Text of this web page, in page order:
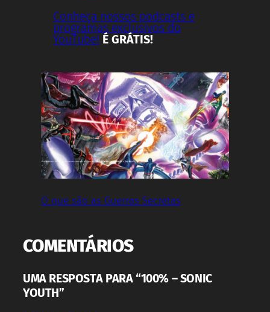
Conheça nossos podcasts e
programas exclusivos do
YouTube! É GRÁTIS!
O que são as Guerras Secretas
COMENTÁRIOS
UMA RESPOSTA PARA “100% – SONIC
YOUTH”